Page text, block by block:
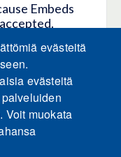
Embeds
evästeitä
evästeitä
Voit muokata